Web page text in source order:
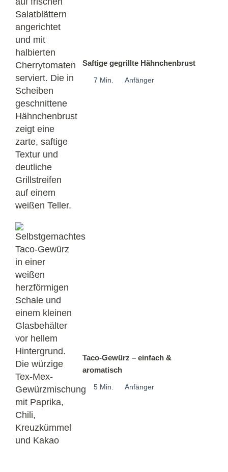
Saftige gegrillte Hähnchenbrust
7 Min. Anfänger
Taco-Gewürz – einfach &
aromatisch
5 Min. Anfänger